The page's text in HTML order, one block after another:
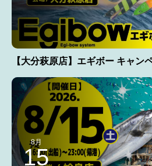
【大分萩原店】エギボー キャン
8月
15